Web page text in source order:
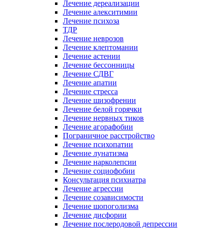
Лечение дереализации
Лечение алекситимии
Лечение психоза
ТДР
Лечение неврозов
Лечение клептомании
Лечение астении
Лечение бессонницы
Лечение СДВГ
Лечение апатии
Лечение стресса
Лечение шизофрении
Лечение белой горячки
Лечение нервных тиков
Лечение агорафобии
Пограничное расстройство
Лечение психопатии
Лечение лунатизма
Лечение нарколепсии
Лечение социофобии
Консультация психиатра
Лечение агрессии
Лечение созависимости
Лечение шопоголизма
Лечение дисфории
Лечение послеродовой депрессии